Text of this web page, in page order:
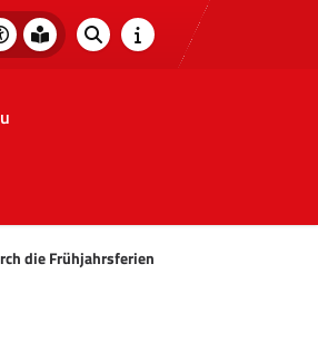
die Frühjahrsferien